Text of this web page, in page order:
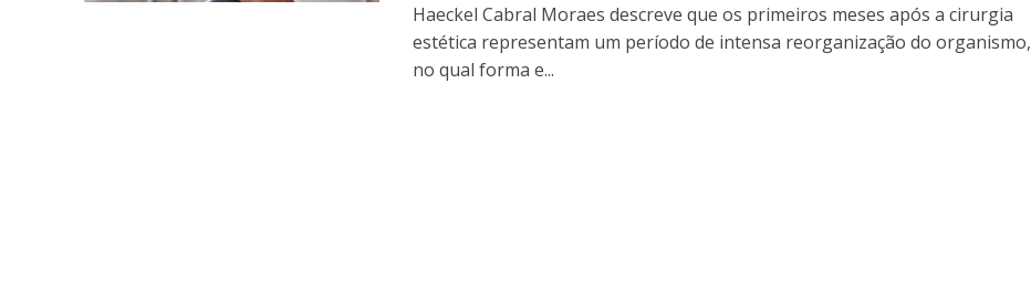
Haeckel Cabral Moraes descreve que os primeiros meses após a cirurgia
estética representam um período de intensa reorganização do organismo,
no qual forma e...